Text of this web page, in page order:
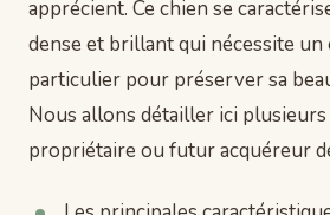
apprécient. Ce chien se
dense et brillant qui nécessite
particulier pour préserver sa
Nous allons détailler ici
propriétaire ou futur acquéreur